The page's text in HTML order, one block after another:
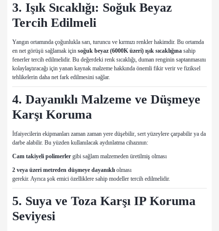
3. Işık Sıcaklığı: Soğuk Beyaz
Tercih Edilmeli
Yangın ortamında çoğunlukla sarı, turuncu ve kırmızı renkler hakimdir. Bu ortamda
en net görüşü sağlamak için soğuk beyaz (6000K üzeri) ışık sıcaklığına sahip
fenerler tercih edilmelidir. Bu değerdeki renk sıcaklığı, duman renginin saptanmasını
kolaylaştıracağı için yanan kaynak malzeme hakkında önemli fikir verir ve fiziksel
tehlikelerin daha net fark edilmesini sağlar.
4. Dayanıklı Malzeme ve Düşmeye
Karşı Koruma
İtfaiyecilerin ekipmanları zaman zaman yere düşebilir, sert yüzeylere çarpabilir ya da
darbe alabilir. Bu yüzden kullanılacak aydınlatma cihazının:
Cam takiyeli polimerler gibi sağlam malzemeden üretilmiş olması
2 veya üzeri metreden düşmeye dayanıklı olması
gerekir. Ayrıca şok emici özelliklere sahip modeller tercih edilmelidir.
5. Suya ve Toza Karşı IP Koruma
Seviyesi